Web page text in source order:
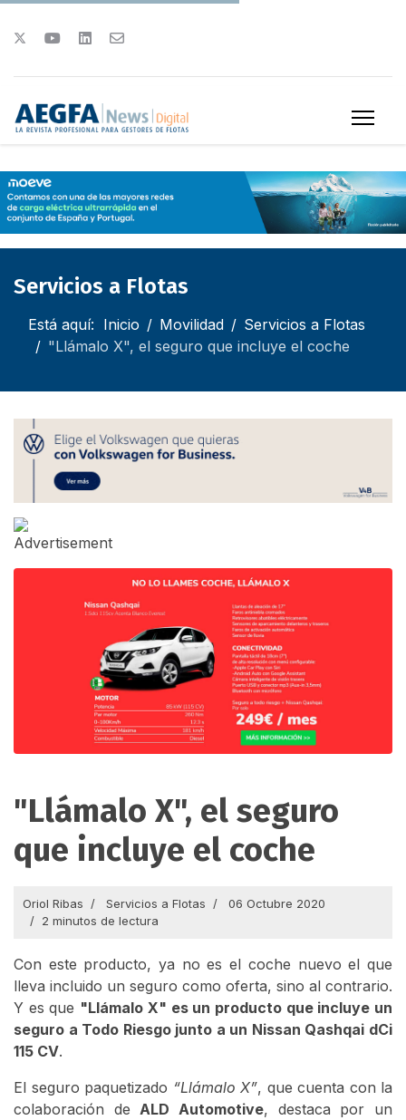
Servicios a Flotas
Está aquí: Inicio Movilidad
Servicios a Flotas
"Llámalo X", el seguro que incluye el coche
"Llámalo X", el seguro
que incluye el coche
Oriol Ribas Servicios a Flotas
06 Octubre 2020
2 minutos de lectura
Con este producto, ya no es el coche nuevo el que
lleva incluido un seguro como oferta, sino al contrario.
Y es que "Llámalo X" es un producto que incluye un
seguro a Todo Riesgo junto a un Nissan Qashqai dCi
115 CV.
El seguro paquetizado “Llámalo X”, que cuenta con la
colaboración deALD Automotive, destaca por un